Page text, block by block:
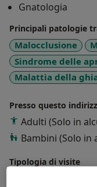
Gnatologia
Principali patologie
Malocclusione
Sindrome delle
Malattia della
Presso questo
Adulti (Solo in
Bambini (Solo in
Tipologia di visite